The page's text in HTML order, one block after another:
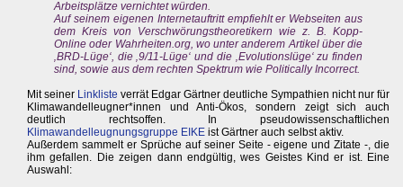
Arbeitsplätze vernichtet würden.
Auf seinem eigenen Internetauftritt empfiehlt er Webseiten aus
dem Kreis von Verschwörungstheoretikern wie z. B. Kopp-
Online oder Wahrheiten.org, wo unter anderem Artikel über die
‚BRD-Lüge‘, die ‚9/11-Lüge‘ und die ‚Evolutionslüge‘ zu finden
sind, sowie aus dem rechten Spektrum wie Politically Incorrect.
Mit seiner Linkliste verrät Edgar Gärtner deutliche Sympathien nicht nur für
Klimawandelleugner*innen und Anti-Ökos, sondern zeigt sich auch
deutlich rechtsoffen. In pseudowissenschaftlichen
Klimawandelleugnungsgruppe EIKE ist Gärtner auch selbst aktiv.
Außerdem sammelt er Sprüche auf seiner Seite - eigene und Zitate -, die
ihm gefallen. Die zeigen dann endgültig, wes Geistes Kind er ist. Eine
Auswahl: